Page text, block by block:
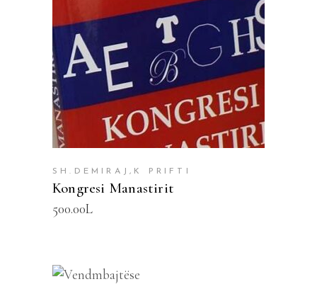
SHTOJE NË SHPORTË
SH.DEMIRAJ,K PRIFTI
Kongresi Manastirit
500.00L
SHTOJE NË SHPORTË